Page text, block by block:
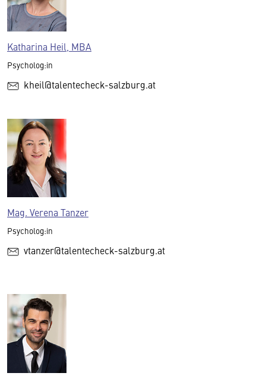
Katharina Heil, MBA
Psycholog:in
kheil@talentecheck-salzburg.at
Mag. Verena Tanzer
Psycholog:in
vtanzer@talentecheck-salzburg.at